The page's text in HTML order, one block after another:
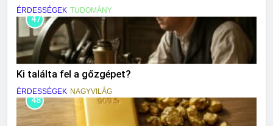
ÉRDESSÉGEK TUDOMÁNY
47
Ki találta fel a gőzgépet?
ÉRDESSÉGEK NAGYVILÁG
48